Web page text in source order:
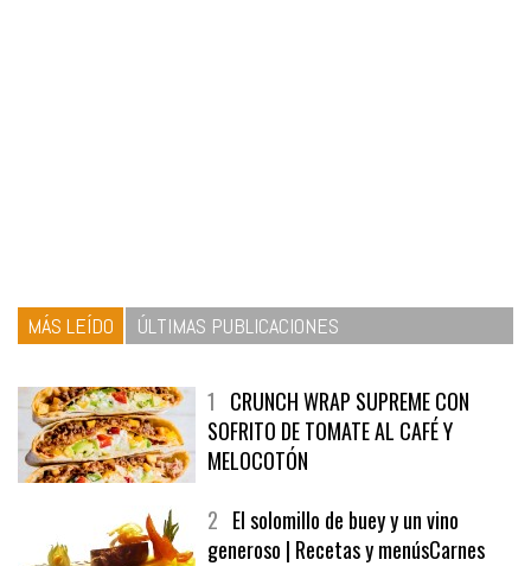
MÁS LEÍDO ÚLTIMAS PUBLICACIONES
1 CRUNCH WRAP SUPREME CON
SOFRITO DE TOMATE AL CAFÉ Y
MELOCOTÓN
2 El solomillo de buey y un vino
generoso | Recetas y menúsCarnes